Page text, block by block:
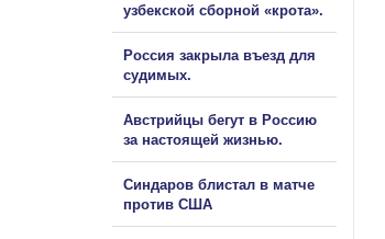
узбекской сборной «крота».
Россия закрыла въезд для
судимых.
Австрийцы бегут в Россию
за настоящей жизнью.
Синдаров блистал в матче
против США